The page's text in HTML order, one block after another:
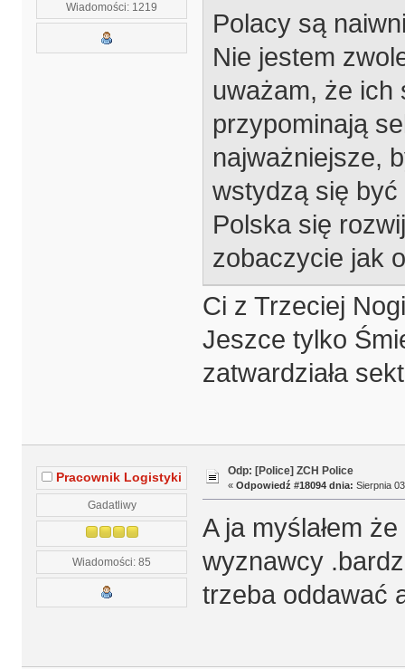
Wiadomości: 1219
Polacy są
Nie jestem
uważam, że ich
przypominają
najważniejsze,
wstydzą się
Polska się
zobaczycie jak
Ci z Trzeciej
Jeszce tylko
zatwardziała
Pracownik Logistyki
Gadatliwy
Wiadomości: 85
Odp: [Police] ZCH Police
« Odpowiedź #18094 dnia: Sierpnia
A ja myślałem
wyznawcy
trzeba oddawać